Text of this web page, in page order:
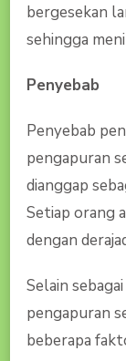
bergesekan
sehingga
Penyebab
Penyebab
pengapuran
dianggap
Setiap orang
dengan
Selain
pengapuran
beberapa